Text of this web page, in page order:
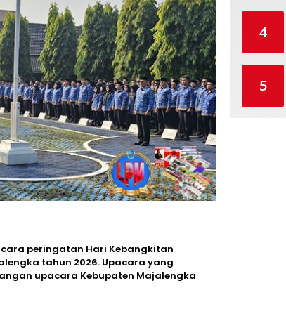
peringatan Hari Kebangkitan
tahun 2026. Upacara yang
upacara Kebupaten Majalengka
4
5